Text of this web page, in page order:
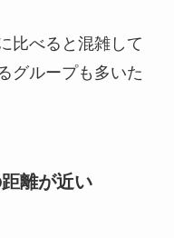
比べると混雑して
グループも多いた
離が近い